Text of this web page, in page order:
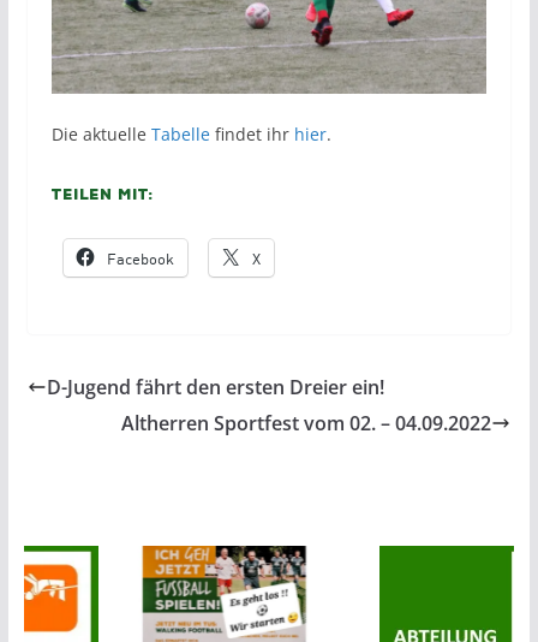
Die aktuelle Tabellefindet ihr hier.
Teilen mit:
Facebook X
D-Jugend fährt den ersten Dreier ein!
Altherren Sportfest vom 02. – 04.09.2022